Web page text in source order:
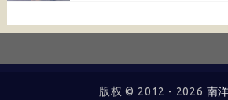
版权 © 2012 - 2026 南